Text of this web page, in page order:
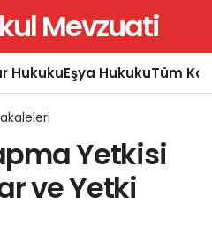
Mevzuati
HukukuEşya HukukuTüm
Yetkisi
ve Yetki